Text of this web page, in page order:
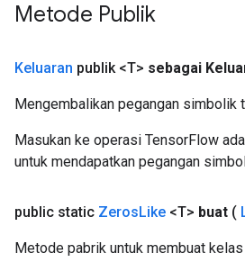
Metode Publik
Keluaran publik <T> sebagai
Mengembalikan pegangan simbolik
Masukan ke operasi TensorFlow
untuk mendapatkan pegangan
public static ZerosLike <T> buat (
Metode pabrik untuk membuat